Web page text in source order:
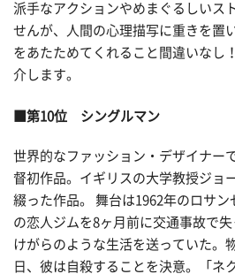
派手なアクションやめまぐるしいス
せんが、人間の心理描写に重きを置
をあたためてくれること間違いなし
介します。
■第10位 シングルマン
世界的なファッション・デザイナー
督初作品。イギリスの大学教授ジョ
綴った作品。 舞台は1962年のロサ
の恋人ジムを8ヶ月前に交通事故で
けがらのような生活を送っていた。
日、彼は自殺することを決意。「ネ